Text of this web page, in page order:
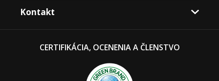
Kontakt
CERTIFIKÁCIA, OCENENIA A ČLENSTVO